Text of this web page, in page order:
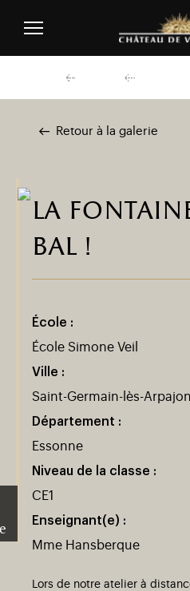
Découvrir Préparer ma visite
Retour à la galerie
la
bal !
École :
École Simone Veil
Ville :
Saint-Germain-lès-Arpajon
Département :
Essonne
Niveau de la classe :
CE1
Enseignant(e) :
Mme Hansberque
Lors de notre atelier à